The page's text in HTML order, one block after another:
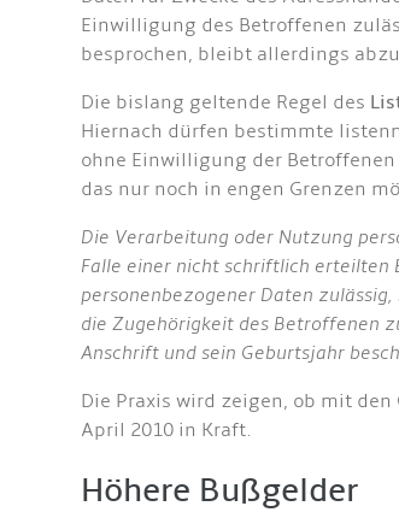
Einwilligung des Betroffenen
besprochen, bleibt allerdings
Die bislang geltende Regel des
Hiernach dürfen bestimmte
ohne Einwilligung der Betroffenen
das nur noch in engen Grenzen
Die Verarbeitung oder Nutzung
Falle einer nicht schriftlich erteilten
personenbezogener Daten
die Zugehörigkeit des Betroffenen
Anschrift und sein Geburtsjahr
Die Praxis wird zeigen, ob mit
April 2010 in Kraft.
Höhere Bußgelder